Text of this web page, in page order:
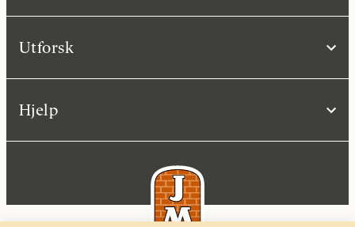
Utforsk
Hjelp